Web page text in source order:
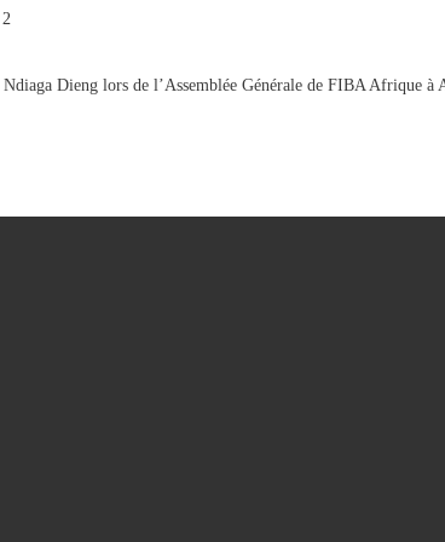
Dieng lors de l’Assemblée Générale de FIBA Afrique à